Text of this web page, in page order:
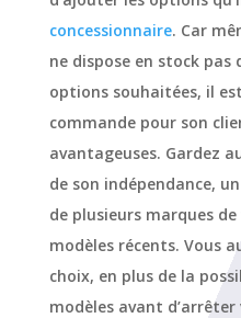
concessionnaire. Car
ne dispose en stock pas
options souhaitées, il
commande pour son
avantageuses. Gardez
de son indépendance,
de plusieurs marques
modèles récents. Vous
choix, en plus de la
modèles avant